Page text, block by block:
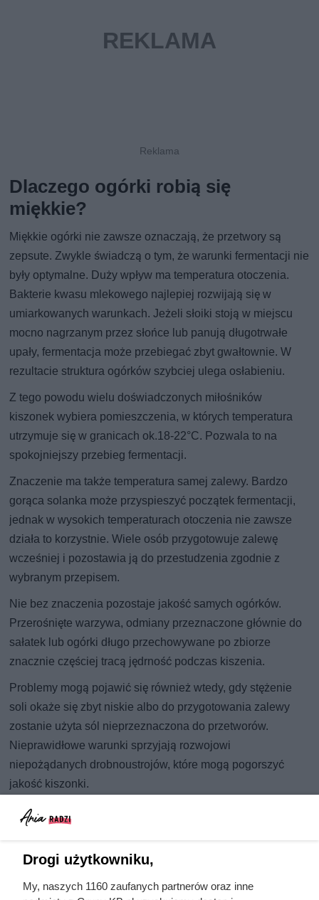
Dlaczego ogórki robią się
miękkie?
Miękkie ogórki nie zawsze oznaczają, że przetwory są
zepsute. Zwykle świadczą o tym, że warunki fermentacji nie
były optymalne. Duży wpływ ma temperatura otoczenia.
Bakterie kwasu mlekowego najlepiej rozwijają się w
umiarkowanych warunkach. Jeżeli słoiki stoją w miejscu
mocno nagrzanym przez słońce lub panują długotrwałe
upały, fermentacja może przebiegać zbyt gwałtownie. W
rezultacie struktura ogórków szybciej ulega osłabieniu.
Z tego powodu wielu doświadczonych miłośników
kiszonek wybiera pomieszczenia, w których temperatura
utrzymuje się w granicach ok.18-22°C. Pozwala to na
spokojniejszy przebieg fermentacji.
Znaczenie ma także temperatura samej zalewy. Bardzo
gorąca solanka może przyspieszyć początek fermentacji,
jednak w wysokich temperaturach otoczenia nie zawsze
działa to korzystnie. Wiele osób przygotowuje zalewę
wcześniej i pozostawia ją do przestudzenia zgodnie z
wybranym przepisem.
Nie bez znaczenia pozostaje jakość samych ogórków.
Przerośnięte warzywa, odmiany przeznaczone głównie do
sałatek lub ogórki długo przechowywane po zbiorze
znacznie częściej tracą jędrność podczas kiszenia.
Problemy mogą pojawić się również wtedy, gdy stężenie
soli okaże się zbyt niskie albo do przygotowania zalewy
zostanie użyta sól nieprzeznaczona do przetworów.
Nieprawidłowe warunki sprzyjają rozwojowi
niepożądanych drobnoustrojów, które mogą pogorszyć
jakość kiszonki.
Jeżeli ogórki mają nieprzyjemny zapach, widoczne
oznaki pleśni, śluzowatą konsystencję lub inne wyraźne
przetwory trzeba wyrzucić.
Drogi użytkowniku,
My, naszych 1160 zaufanych partnerów oraz inne